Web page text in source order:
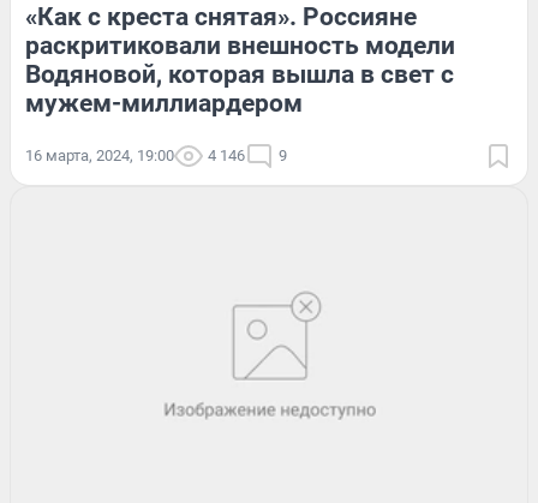
«Как с креста снятая». Россияне
раскритиковали внешность модели
Водяновой, которая вышла в свет с
мужем-миллиардером
16 марта, 2024, 19:00 4 146 9